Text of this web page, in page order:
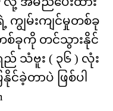
ျွမ်းကျင်မှုတစ်ခု
တစ်ခုကို တင်သွားနိုင်
သံဗူး ( ၃၆ ) လုံး
ခဲ့တာပဲ ဖြစ်ပါ